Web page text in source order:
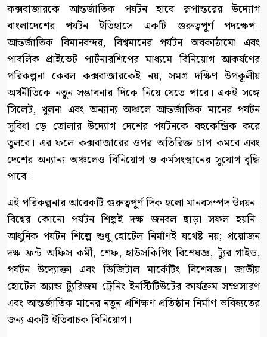
কক্সবাজারকে আন্তর্জাতিক পর্যটন হাবে রূপান্তরের উদ্যোগ
বাংলাদেশের পর্যটন ইতিহাসে একটি গুরুত্বপূর্ণ পদক্ষেপ।
আন্তর্জাতিক বিমানবন্দর, বিশ্বমানের পর্যটন অবকাঠামো এবং
পাবলিক প্রাইভেট পার্টনারশিপের মাধ্যমে বিনিয়োগ আকর্ষণের
পরিকল্পনা কেবল কক্সবাজারকেই নয়, সমগ্র দক্ষিণ উপকূলীয়
অর্থনীতিকে নতুন সম্ভাবনার দিকে নিয়ে যেতে পারে। একই সঙ্গে
সিলেট, খুলনা এবং অন্যান্য অঞ্চলে আন্তর্জাতিক মানের পর্যটন
সুবিধা ড়ে তোলার উদ্যোগ দেশের পর্যটনকে বহুকেন্দ্রিক করে
তুলবে। এর ফলে কক্সবাজারের ওপর অতিরিক্ত চাপ কমবে এবং
দেশের অন্যান্য অঞ্চলেও বিনিয়োগ ও কর্মসংস্থানের সুযোগ বৃদ্ধি
পাবে।
এই পরিকল্পনার আরেকটি গুরুত্বপূর্ণ দিক হলো মানবসম্পদ উন্নয়ন।
বিশ্বের কোনো পর্যটন শিল্পই দক্ষ জনবল ছাড়া সফল হয়নি।
আধুনিক পর্যটন শিল্পে শুধু হোটেল নির্মাণই যথেষ্ট নয়; প্রয়োজন
দক্ষ ফ্রন্ট অফিস কর্মী, শেফ, হাউসকিপিং বিশেষজ্ঞ, ট্যুর গাইড,
পর্যটন উদ্যোক্তা এবং ডিজিটাল মার্কেটিং বিশেষজ্ঞ। জাতীয়
হোটেল অ্যান্ড ট্যুরিজম ট্রেনিং ইনস্টিটিউটের কার্যক্রম সম্প্রসারণ
এবং আন্তর্জাতিক মানের নতুন প্রশিক্ষণ প্রতিষ্ঠান নির্মাণ ভবিষ্যতের
জন্য একটি ইতিবাচক বিনিয়োগ।